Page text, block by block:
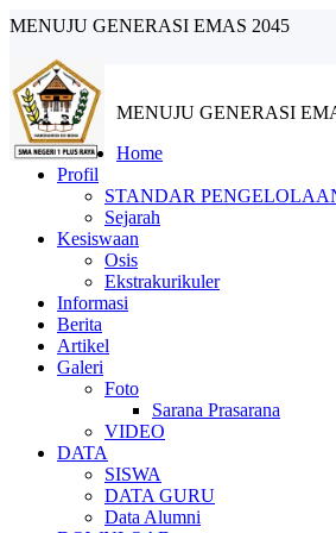
MENUJU GENERASI EMAS 2045
MENUJU GENERASI
Home
Profil
STANDAR
Sejarah
Kesiswaan
Osis
Ekstrakurikuler
Informasi
Berita
Artikel
Galeri
Foto
Sarana Prasarana
VIDEO
DATA
SISWA
DATA GURU
Data Alumni